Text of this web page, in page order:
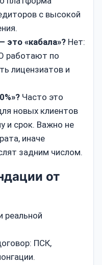
с высокой
«кабала»? Нет:
работают по
лицензиатов и
Часто это
новых клиентов
и срок. Важно не
иначе
задним числом.
от
реальной
ПСК,